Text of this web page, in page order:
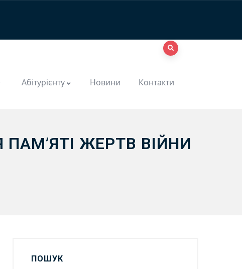
Абітурієнту Новини Контакти
ЖЕРТВ ВІЙНИ
ПОШУК